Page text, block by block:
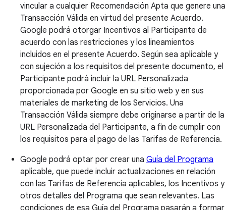
vincular a cualquier Recomendación Apta que genere una
Transacción Válida en virtud del presente Acuerdo.
Google podrá otorgar Incentivos al Participante de
acuerdo con las restricciones y los lineamientos
incluidos en el presente Acuerdo. Según sea aplicable y
con sujeción a los requisitos del presente documento, el
Participante podrá incluir la URL Personalizada
proporcionada por Google en su sitio web y en sus
materiales de marketing de los Servicios. Una
Transacción Válida siempre debe originarse a partir de la
URL Personalizada del Participante, a fin de cumplir con
los requisitos para el pago de las Tarifas de Referencia.
Google podrá optar por crear una Guía del Programa
aplicable, que puede incluir actualizaciones en relación
con las Tarifas de Referencia aplicables, los Incentivos y
otros detalles del Programa que sean relevantes. Las